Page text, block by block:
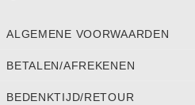
ALGEMENE VOORWAARDEN
BETALEN/AFREKENEN
BEDENKTIJD/RETOUR